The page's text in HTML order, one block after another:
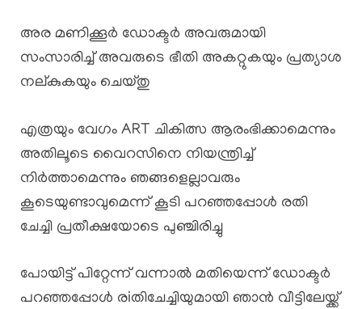
അര മണിക്കൂർ ഡോക്ടർ അവരുമായി
സംസാരിച്ച് അവരുടെ ഭീതി അകറ്റുകയും പ്രത്യാശ
നല്കുകയും ചെയ്തു
എത്രയും വേഗം ART ചികിത്സ ആരംഭിക്കാമെന്നും
അതിലൂടെ വൈറസിനെ നിയന്ത്രിച്ച്
നിർത്താമെന്നും ഞങ്ങളെല്ലാവരും
കൂടെയുണ്ടാവുമെന്ന് കൂടി പറഞ്ഞപ്പോൾ രതി
ചേച്ചി പ്രതീക്ഷയോടെ പുഞ്ചിരിച്ചു
പോയിട്ട് പിറ്റേന്ന് വന്നാൽ മതിയെന്ന് ഡോക്ടർ
പറഞ്ഞപ്പോൾ രiതിചേച്ചിയുമായി ഞാൻ വീട്ടിലേയ്ക്ക്